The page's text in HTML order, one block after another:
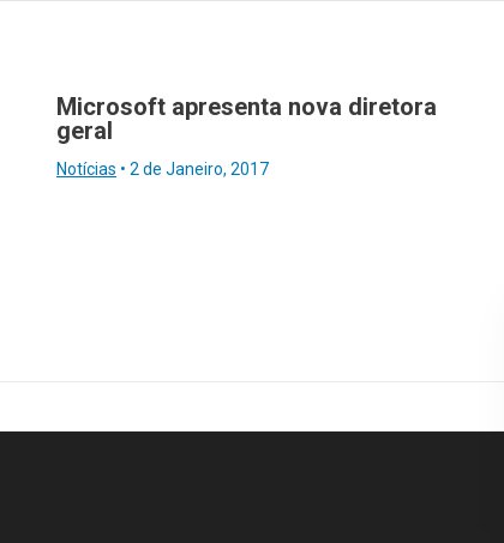
Microsoft apresenta nova diretora
geral
Notícias • 2 de Janeiro, 2017